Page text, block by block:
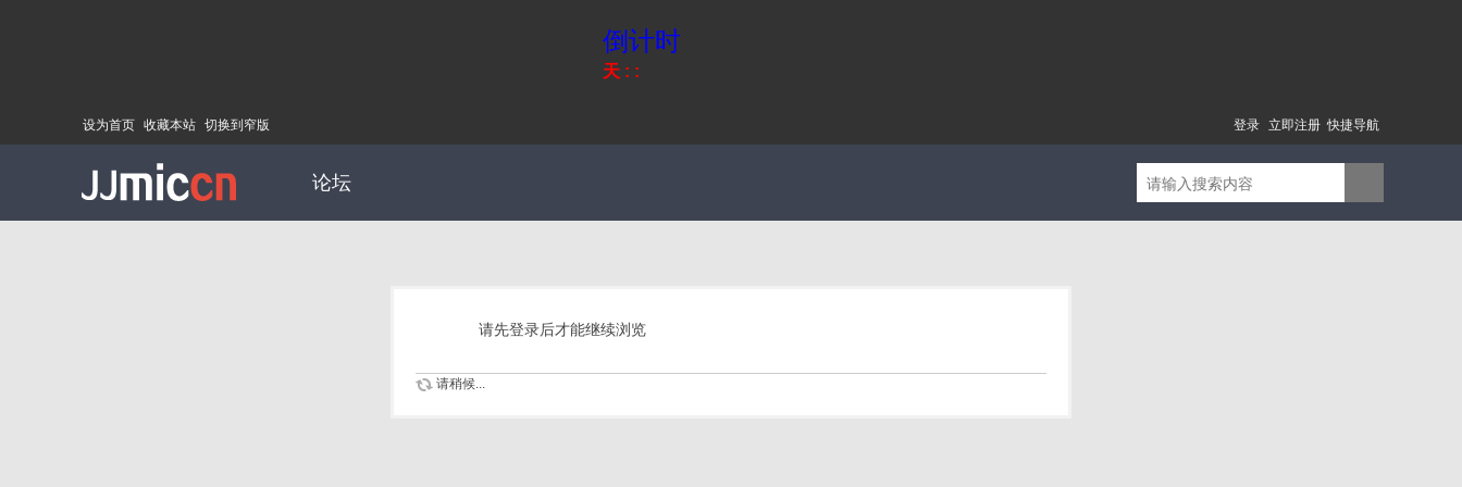
倒计时
天 : :
设为首页 收藏本站 切换到窄版 快捷导航
登录 立即注册
论坛
请先登录后才能继续浏览
请稍候...